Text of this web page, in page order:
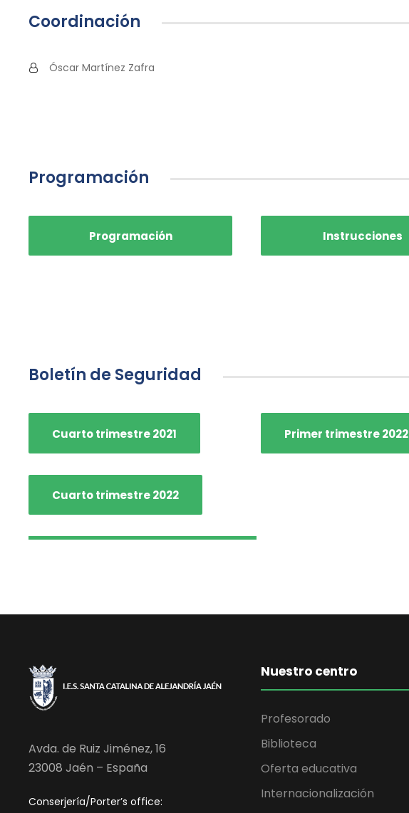
Coordinación
Óscar Martínez Zafra
Programación
Programación Instrucciones
Boletín de Seguridad
Cuarto trimestre 2021 Primer trimestre 2022
Cuarto trimestre 2022
Avda. de Ruiz Jiménez, 16
23008 Jaén – España
Conserjería/Porter’s office:
Nuestro centro
Profesorado
Biblioteca
Oferta educativa
Internacionalización